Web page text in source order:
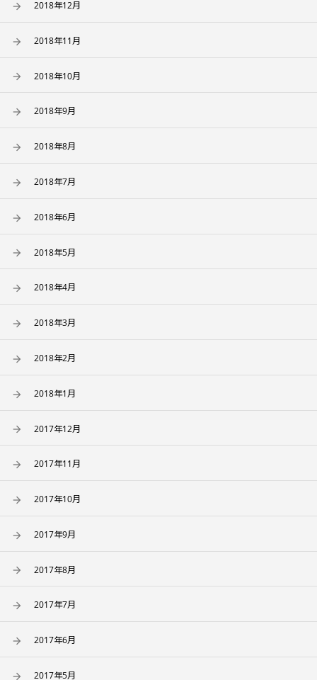
2018年12月
2018年11月
2018年10月
2018年9月
2018年8月
2018年7月
2018年6月
2018年5月
2018年4月
2018年3月
2018年2月
2018年1月
2017年12月
2017年11月
2017年10月
2017年9月
2017年8月
2017年7月
2017年6月
2017年5月